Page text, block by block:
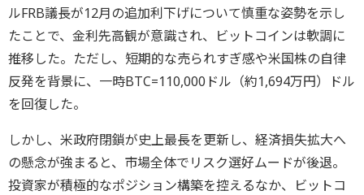
ルFRB議長が12月の追加利下げについて慎重な姿勢を示し
たことで、金利先高観が意識され、ビットコインは軟調に
推移した。ただし、短期的な売られすぎ感や米国株の自律
反発を背景に、一時BTC=110,000ドル（約1,694万円）ドル
を回復した。
しかし、米政府閉鎖が史上最長を更新し、経済損失拡大へ
の懸念が強まると、市場全体でリスク選好ムードが後退。
投資家が積極的なポジション構築を控えるなか、ビットコ